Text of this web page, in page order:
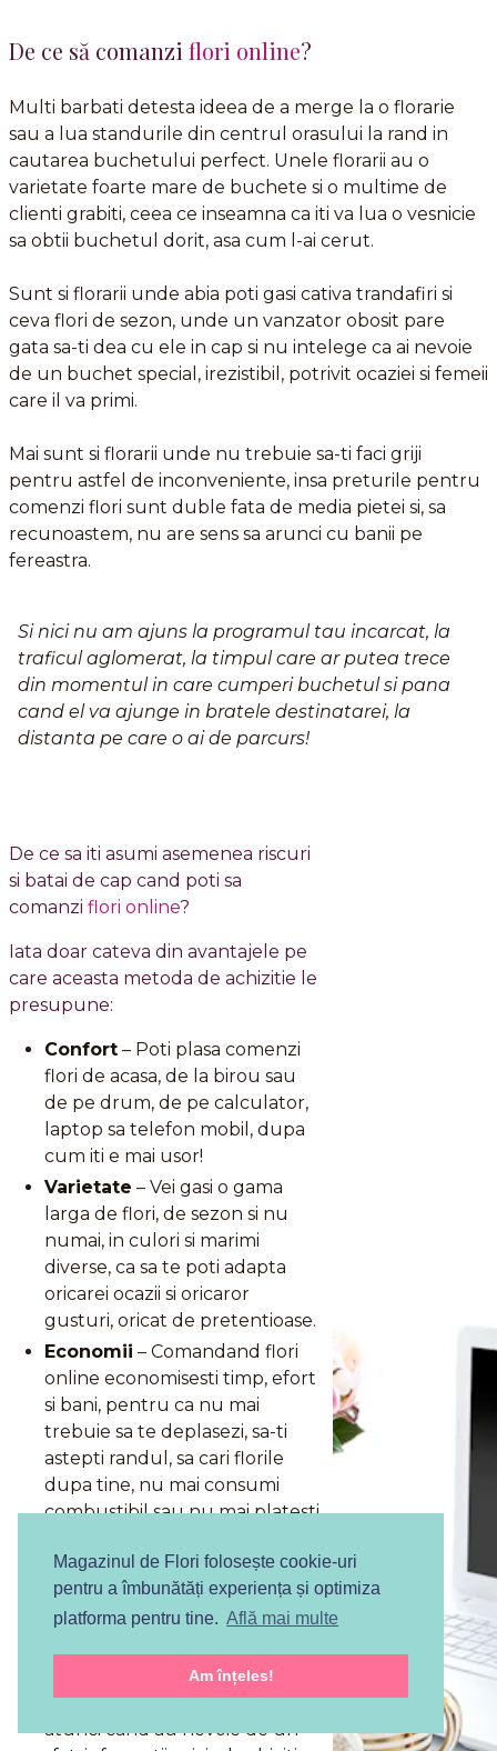
De ce să comanzi flori online?
Multi barbati detesta ideea de a merge la o florarie
sau a lua standurile din centrul orasului la rand in
cautarea buchetului perfect. Unele florarii au o
varietate foarte mare de buchete si o multime de
clienti grabiti, ceea ce inseamna ca iti va lua o vesnicie
sa obtii buchetul dorit, asa cum l-ai cerut.
Sunt si florarii unde abia poti gasi cativa trandafiri si
ceva flori de sezon, unde un vanzator obosit pare
gata sa-ti dea cu ele in cap si nu intelege ca ai nevoie
de un buchet special, irezistibil, potrivit ocaziei si femeii
care il va primi.
Mai sunt si florarii unde nu trebuie sa-ti faci griji
pentru astfel de inconveniente, insa preturile pentru
comenzi flori sunt duble fata de media pietei si, sa
recunoastem, nu are sens sa arunci cu banii pe
fereastra.
Si nici nu am ajuns la programul tau incarcat, la
traficul aglomerat, la timpul care ar putea trece
din momentul in care cumperi buchetul si pana
cand el va ajunge in bratele destinatarei, la
distanta pe care o ai de parcurs!
De ce sa iti asumi asemenea riscuri
si batai de cap cand poti sa
comanzi flori online?
Iata doar cateva din avantajele pe
care aceasta metoda de achizitie le
presupune:
Confort – Poti plasa comenzi
flori de acasa, de la birou sau
de pe drum, de pe calculator,
laptop sa telefon mobil, dupa
cum iti e mai usor!
Varietate – Vei gasi o gama
larga de flori, de sezon si nu
numai, in culori si marimi
diverse, ca sa te poti adapta
oricarei ocazii si oricaror
gusturi, oricat de pretentioase.
Economii – Comandand flori
online economisesti timp, efort
si bani, pentru ca nu mai
trebuie sa te deplasezi, sa-ti
astepti randul, sa cari florile
dupa tine, nu mai consumi
combustibil sau nu mai platesti
dorit la un pret foarte bun.
Suport– Fiecare florarie online
pune de obicei la dispozitia
clientilor sai si un numar de
telefon sau o adresa de email
pe care sa le poata folosi
atunci cand au nevoie de un
Magazinul de Flori folosește cookie-uri
pentru a îmbunătăți experiența și optimiza
platforma pentru tine. Află mai multe
Am înțeles!